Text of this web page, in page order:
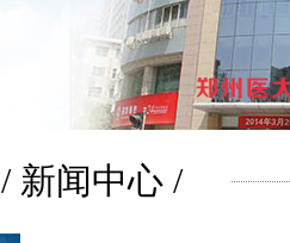
/ 新闻中心 /